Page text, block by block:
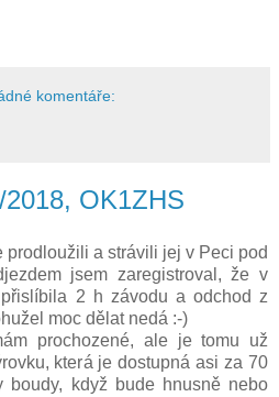
komentáře:
OK1ZHS
prodloužili a strávili jej v Peci pod
jsem zaregistroval, že v
2 h závodu a odchod z
moc dělat nedá :-)
prochozené, ale je tomu už
která je dostupná asi za 70
boudy, když bude hnusně nebo